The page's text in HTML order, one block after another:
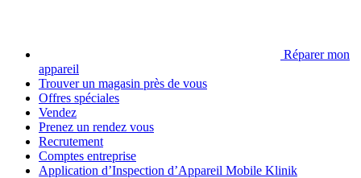
Réparer mon
appareil
Trouver un magasin près de vous
Offres spéciales
Vendez
Prenez un rendez vous
Recrutement
Comptes entreprise
Application d’Inspection d’Appareil Mobile Klinik